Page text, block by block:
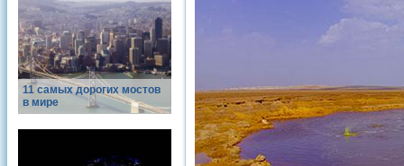
11 самых дорогих мостов
в мире